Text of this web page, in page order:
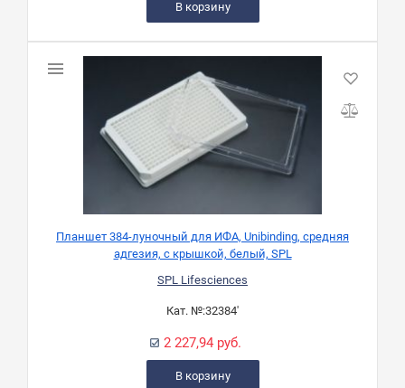
В корзину
Планшет 384-луночный для ИФА, Unibinding, средняя
адгезия, с крышкой, белый, SPL
SPL Lifesciences
Кат. №:32384'
2 227,94 руб.
В корзину